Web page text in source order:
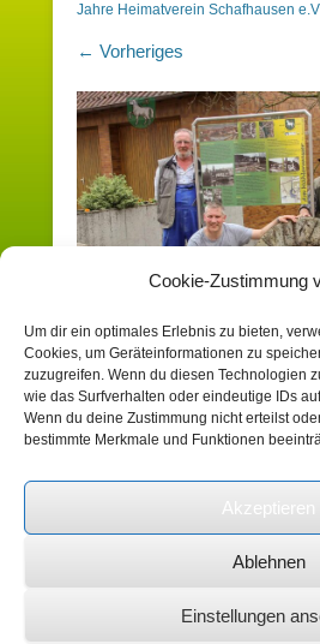
Cookie-Zustimmung
Um dir ein optimales Erlebnis zu bieten,
Cookies, um Geräteinformationen zu
zuzugreifen. Wenn du diesen Technologien
wie das Surfverhalten oder eindeutige IDs
Wenn du deine Zustimmung nicht erteilst
bestimmte Merkmale und Funktionen
Akzeptieren
Ablehnen
Einstellungen
Jahre Heimatverein Schafhausen e.V
← Vorheriges
Sowohl Kommentare als auch
geschlossen.